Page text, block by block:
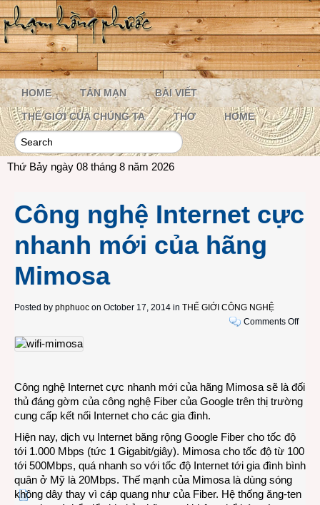
HOME TẢN MẠN BÀI VIẾT
THẾ GIỚI CỦA CHÚNG TA THƠ HOME
Thứ Bảy ngày 08 tháng 8 năm 2026
Công nghệ Internet cực
nhanh mới của hãng
Mimosa
Posted by phphuoc on October 17, 2014 in THẾ GIỚI CÔNG NGHỆ
Comments Offon
mới
Công nghệ Internet cực nhanh mới của hãng Mimosa sẽ là đối
thủ đáng gờm của công nghệ Fiber của Google trên thị trường
cung cấp kết nối Internet cho các gia đình.
Hiện nay, dịch vụ Internet băng rộng Google Fiber cho tốc độ
tới 1.000 Mbps (tức 1 Gigabit/giây). Mimosa cho tốc độ từ 100
tới 500Mbps, quá nhanh so với tốc độ Internet tới gia đình bình
quân ở Mỹ là 20Mbps. Thế mạnh của Mimosa là dùng sóng
không dây thay vì cáp quang như của Fiber. Hệ thống ăng-ten